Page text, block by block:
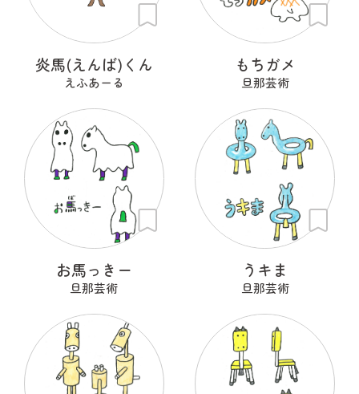
炎馬(えんば)くん
えふあーる
もちガメ
旦那芸術
お馬っきー
旦那芸術
うキま
旦那芸術